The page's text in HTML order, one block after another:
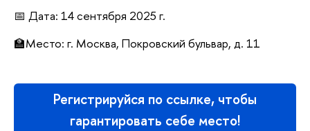
📅 Дата: 14 сентября 2025 г.
🏫Место: г. Москва, Покровский бульвар, д. 11
Регистрируйся по ссылке, чтобы
гарантировать себе место!